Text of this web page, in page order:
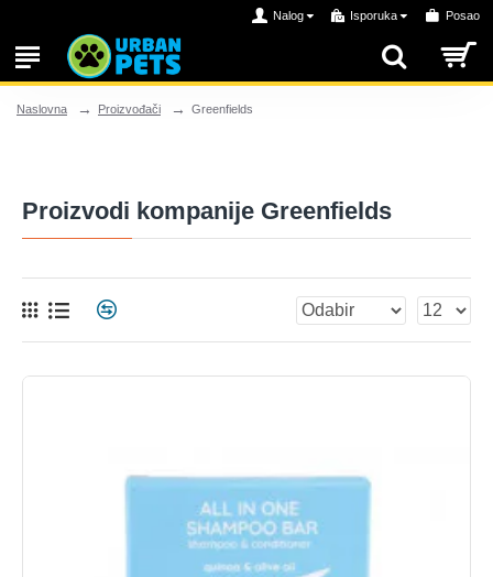
Nalog Isporuka Posao
Naslovna Proizvođači Greenfields
Proizvodi kompanije Greenfields